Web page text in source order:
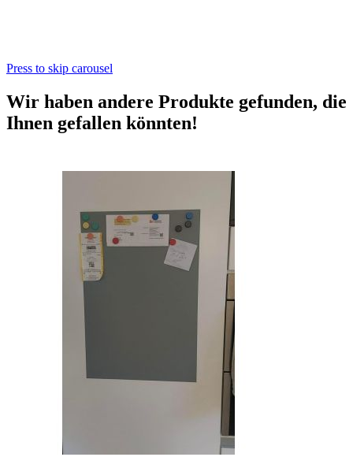
Press to skip carousel
Wir haben andere Produkte gefunden, die
Ihnen gefallen könnten!